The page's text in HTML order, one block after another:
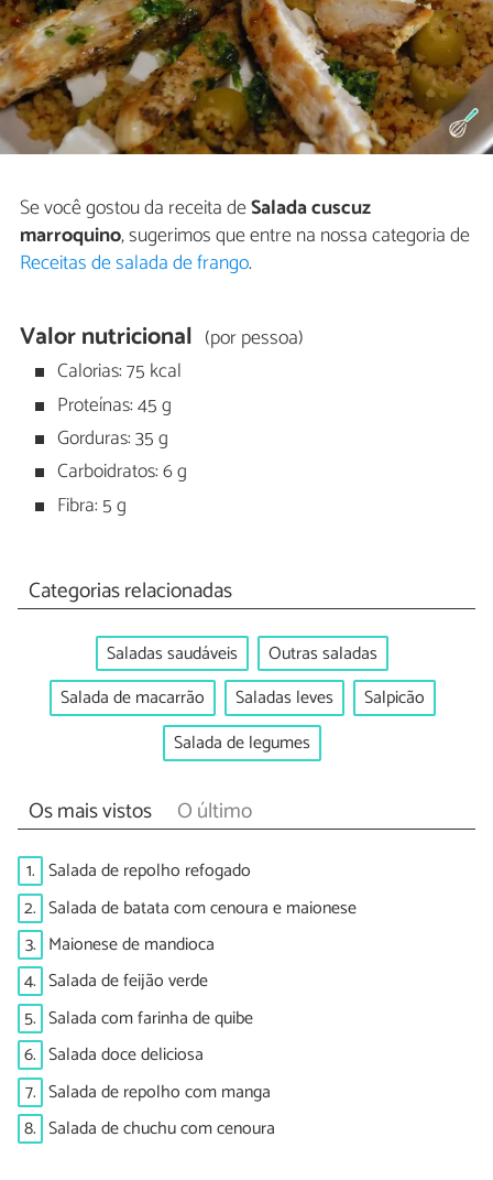
Se você gostou da receita deSalada cuscuz
marroquino, sugerimos que entre na nossa categoria de
Receitas de salada de frango.
Valor nutricional (por pessoa)
Calorias: 75 kcal
Proteínas: 45 g
Gorduras: 35 g
Carboidratos: 6 g
Fibra: 5 g
Categorias relacionadas
Saladas saudáveis
Outras saladas
Salada de macarrão
Saladas leves
Salpicão
Salada de legumes
Os mais vistos O último
1. Salada de repolho refogado
2. Salada de batata com cenoura e maionese
3. Maionese de mandioca
4. Salada de feijão verde
5. Salada com farinha de quibe
6. Salada doce deliciosa
7. Salada de repolho com manga
8. Salada de chuchu com cenoura